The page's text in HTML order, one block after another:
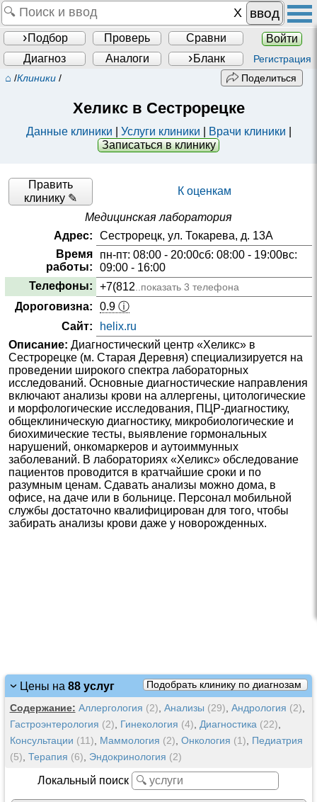
ввод
Подбор Проверь Сравни
Войти
Диагноз
Аналоги Бланк Регистрация
⌂ /Клиники / Поделиться
Хеликс в Сестрорецке
Данные клиники Услуги клиники Врачи клиники
Записаться в клинику
Править
клинику ✎
К оценкам
Медицинская лаборатория
Адрес:
Сестрорецк, ул. Токарева, д. 13А
Время
работы:
пн-пт: 08:00 - 20:00сб: 08:00 - 19:00вс:
09:00 - 16:00
Телефоны:
+7(812..показать 3 телефона
Дороговизна:
0.9 ⓘ
Сайт:
helix.ru
Описание: Диагностический центр «Хеликс» в
Сестрорецке (м. Старая Деревня) специализируется на
проведении широкого спектра лабораторных
исследований. Основные диагностические направления
включают анализы крови на аллергены, цитологические
и морфологические исследования, ПЦР-диагностику,
общеклиническую диагностику, микробиологические и
биохимические тесты, выявление гормональных
нарушений, онкомаркеров и аутоиммунных
заболеваний. В лабораториях «Хеликс» обследование
пациентов проводится в кратчайшие сроки и по
разумным ценам. Сдавать анализы можно дома, в
офисе, на даче или в больнице. Персонал мобильной
службы достаточно квалифицирован для того, чтобы
забирать анализы крови даже у новорожденных.
Цены на 88 услуг Подобрать клинику по диагнозам
Содержание: Аллергология (2) Анализы (29) Андрология (2)
Гастроэнтерология (2) Гинекология (4) Диагностика (22)
Консультации (11) Маммология (2) Онкология (1)
Педиатрия
(5) Терапия (6) Эндокринология (2)
Локальный поиск